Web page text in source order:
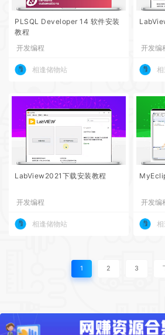
PLSQL Developer 14 软件安装
教程
开发编程
相逢储物站
开发编
LabView2021下载安装教程
开发编程
相逢储物站
开发编
1 2 3